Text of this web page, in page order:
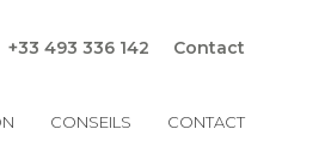
+33 493 336 142 Contact
CONSEILS CONTACT